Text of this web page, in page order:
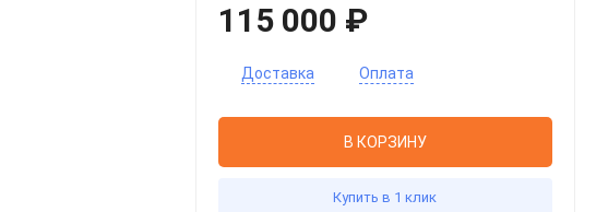
115 000 ₽
Доставка Оплата
В КОРЗИНУ
Купить в 1 клик